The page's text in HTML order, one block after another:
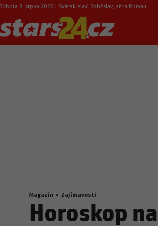
Sobota 8. srpna 2026 | Svátek slaví Soběslav, zítra Roman
Nacházíte
se
zde:
Magazín > Zajímavosti
Horoskop